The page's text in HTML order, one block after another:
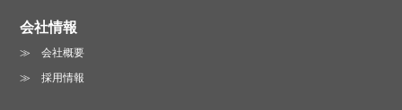
会社情報
会社概要
採用情報